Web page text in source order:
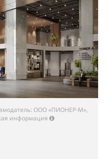
ООО «ПИОНЕР-М»,
информация